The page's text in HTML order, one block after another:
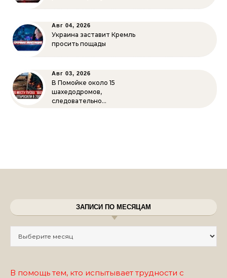
Авг 04, 2026
Украина заставит Кремль
просить пощады
Авг 03, 2026
В Помойке около 15
шахедодромов,
следовательно…
ЗАПИСИ ПО МЕСЯЦАМ
В помощь тем, кто испытывает трудности с